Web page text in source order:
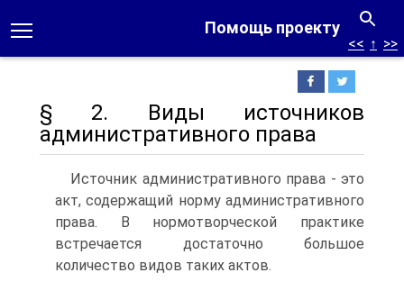
Помощь проекту
<< ↑ >>
§ 2. Виды источников
административного права
Источник административного права - это
акт, содержащий норму административного
права. В нормотворческой практике
встречается достаточно большое
количество видов таких актов.